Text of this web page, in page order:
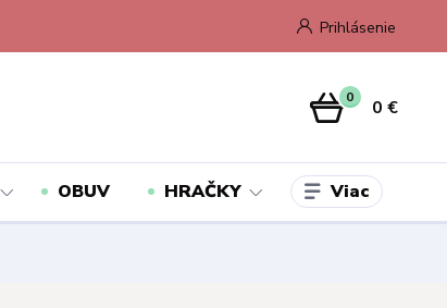
Prihlásenie
0 0 €
OBUV HRAČKY Viac